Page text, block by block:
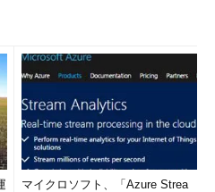
マイクロソフト、「Azure Strea